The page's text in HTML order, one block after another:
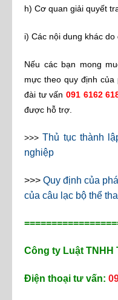
h) Cơ quan giải quyết
i) Các nội dung khác do
Nếu các bạn mong
mực theo quy định
đài tư vấn 091 6162
được hỗ trợ.
>>>Thủ tục thành
nghiệp
>>> Quy định của
của câu lạc bộ thể
Công ty Luật TNHH
Điện thoại tư vấn: